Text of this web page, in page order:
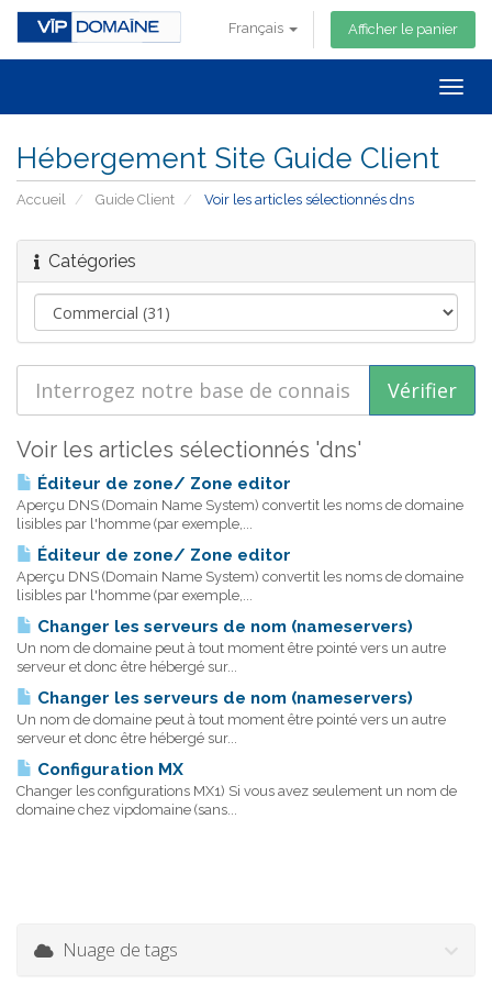
Français Afficher le panier
Hébergement Site Guide Client
Accueil Guide Client Voir les articles sélectionnés dns
Catégories
Voir les articles sélectionnés 'dns'
Éditeur de zone/ Zone editor
Aperçu DNS (Domain Name System) convertit les noms de domaine
lisibles par l'homme (par exemple,...
Éditeur de zone/ Zone editor
Aperçu DNS (Domain Name System) convertit les noms de domaine
lisibles par l'homme (par exemple,...
Changer les serveurs de nom (nameservers)
Un nom de domaine peut à tout moment être pointé vers un autre
serveur et donc être hébergé sur...
Changer les serveurs de nom (nameservers)
Un nom de domaine peut à tout moment être pointé vers un autre
serveur et donc être hébergé sur...
Configuration MX
Changer les configurations MX1) Si vous avez seulement un nom de
domaine chez vipdomaine (sans...
Nuage de tags